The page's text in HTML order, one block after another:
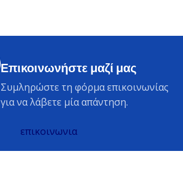
Επικοινωνήστε μαζί μας
Συμληρώστε τη φόρμα επικοινωνίας
για να λάβετε μία απάντηση.
επικοινωνια